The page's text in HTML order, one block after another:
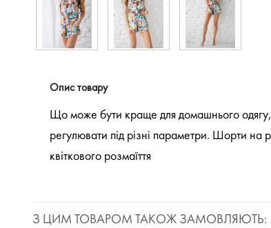
Опис товару
Що може бути краще для домашнього
регулювати під різні параметри. Шорти на
квіткового розмаїття
З ЦИМ ТОВАРОМ ТАКОЖ ЗАМОВЛЯЮТЬ: